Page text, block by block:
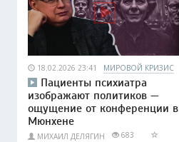
18.02.2026 23:41 МИРОВОЙ КРИЗИС
Пациенты психиатра
изображают политиков —
ощущение от конференции в
Мюнхене
МИХАИЛ ДЕЛЯГИН 683